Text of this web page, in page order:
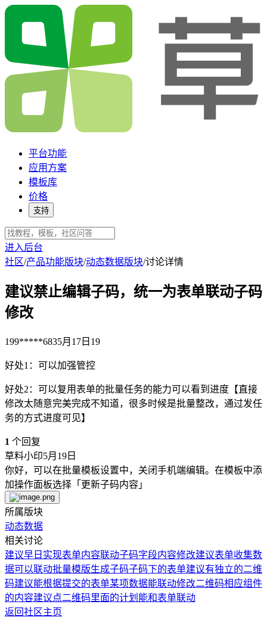
平台功能
应用方案
模板库
价格
支持
进入后台
社区/产品功能版块/动态数据版块/讨论详情
建议禁止编辑子码，统一为表单联动子码
修改
199*****6835月17日 19
好处1：可以加强管控
好处2：可以复用表单的批量任务的能力可以看到进度【直接
修改太随意完美完成不知道，很多时候是批量整改，通过发任
务的方式进度可见】
1 个回复
草料小印5月19日
你好，可以在批量模板设置中，关闭手机端编辑。在模板中添
加操作面板选择「更新子码内容」
所属版块
动态数据
相关讨论
建议早日实现表单内容联动子码字段内容修改建议表单收集数
据可以联动批量模版生成子码子码下的表单建议有独立的二维
码建议能根据提交的表单某项数据能联动修改二维码相应组件
的内容建议点二维码里面的计划能和表单联动
返回社区主页